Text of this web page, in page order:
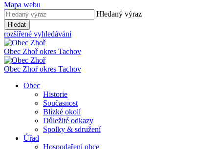
Mapa webu
Hledaný výraz
Hledat
rozšířené vyhledávání
Obec Zhoř okres Tachov
Obec Zhoř okres Tachov
Obec
Historie
Současnost
Blízké okolí
Důležité odkazy
Spolky & sdružení
Úřad
Hospodaření obce